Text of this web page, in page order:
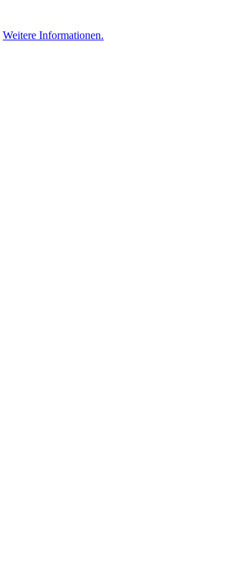
Weitere Informationen.